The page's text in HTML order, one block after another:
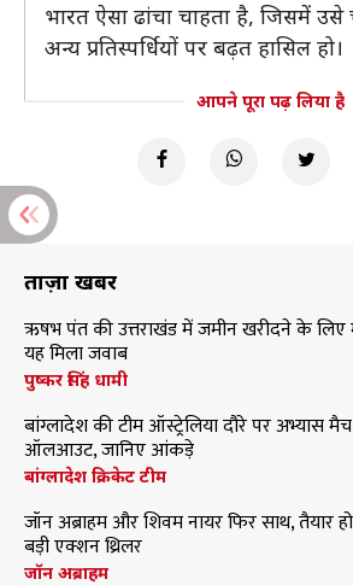
भारत ऐसा ढांचा चाहता है, जिसमें
अन्य प्रतिस्पर्धियों पर बढ़त हासिल हो।
आपने पूरा पढ़ लिया है
ताज़ा खबरें
ऋषभ पंत की उत्तराखंड में जमीन खरीदने के लिए
यह मिला जवाब
पुष्कर सिंह धामी
बांग्लादेश की टीम ऑस्ट्रेलिया दौरे पर अभ्यास
ऑलआउट, जानिए आंकड़े
बांग्लादेश क्रिकेट टीम
जॉन अब्राहम और शिवम नायर फिर साथ, तैयार
बड़ी एक्शन थ्रिलर
जॉन अब्राहम